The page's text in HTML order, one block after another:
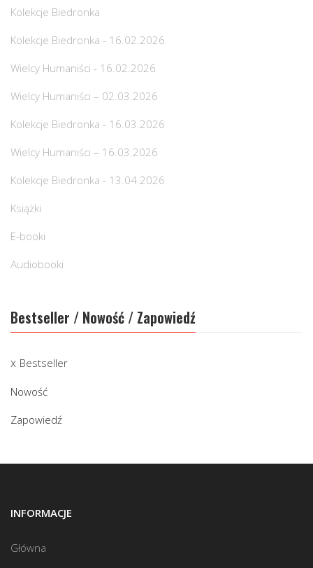
Kolekcje Biedronka
Kolekcje Biedronka - 16.02.2026
Wielcy Humaniści - 16.02.2026
Wielcy Humaniści – 02.03.2026
Kolekcje Biedronka - 16.03.2026
Wielcy Humaniści – 16.03.2026
Kolekcje Biedronka - 13.04.2026
Książki
E-booki
Audiobooki
Bestseller / Nowość / Zapowiedź
Bestseller
Nowość
Zapowiedź
INFORMACJE
Główna